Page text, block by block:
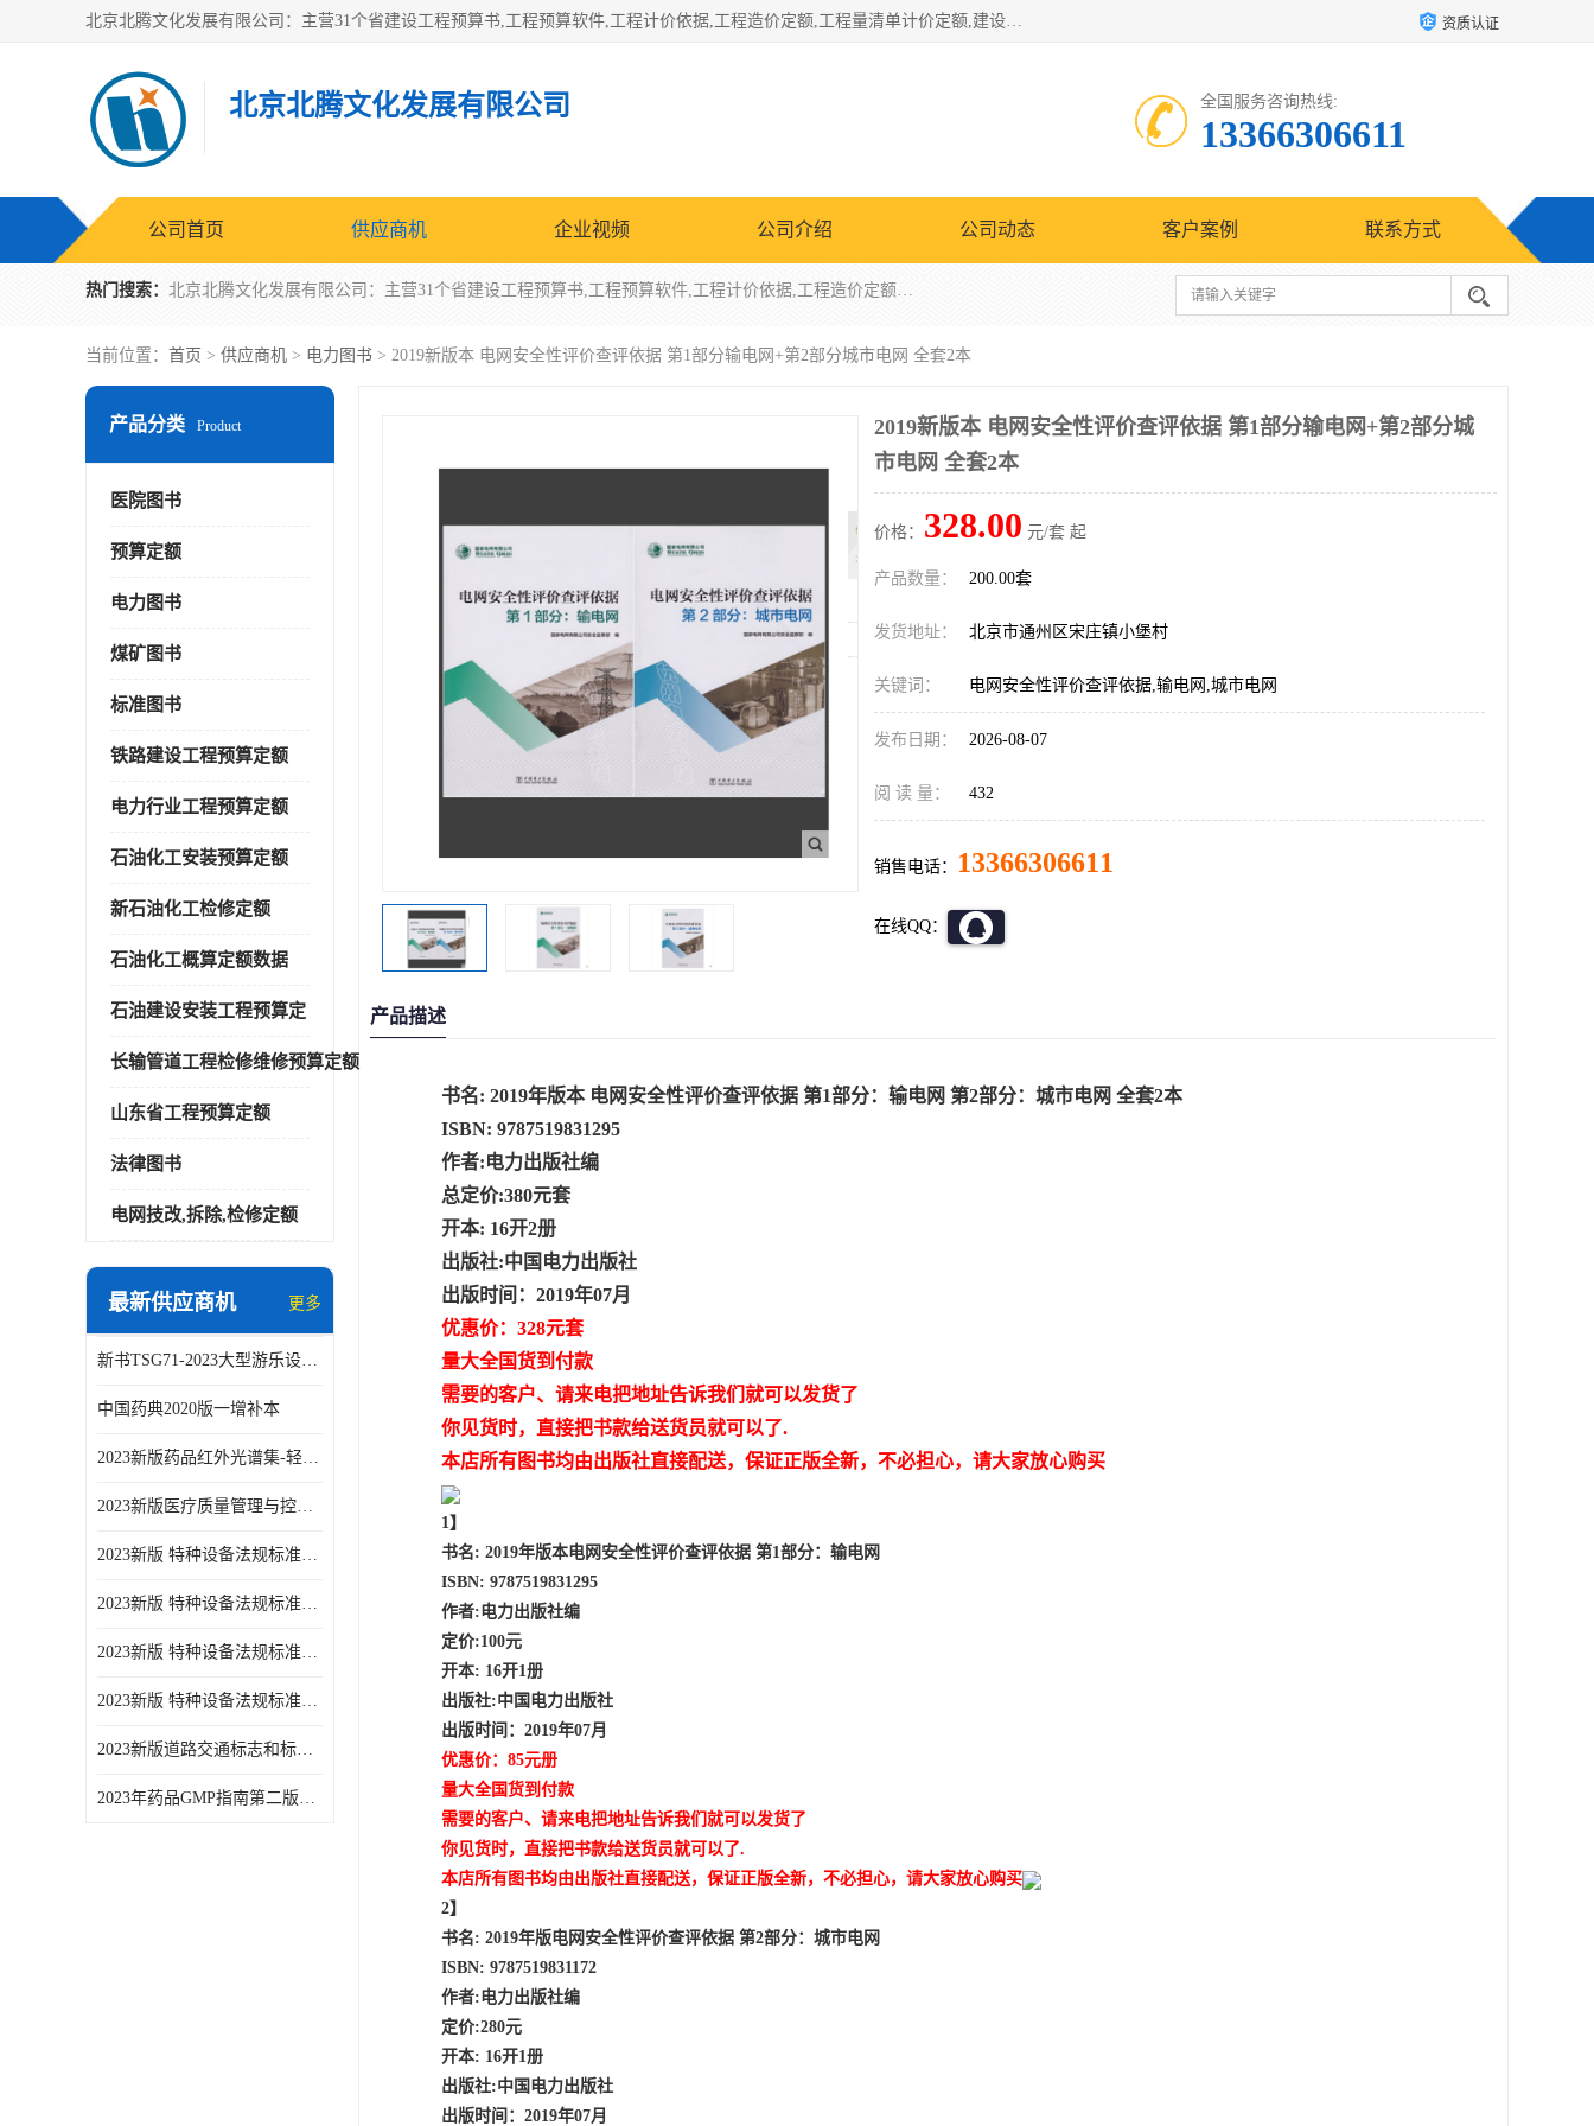
北京北腾文化发展有限公司：主营31个省建设工程预算书,工程预算软件,工程计价依据,工程造价定额,工程量清单计价定额,建设工程量消耗量定额,各行业工程预算定额,铁路定额,电力定额,矿山定额,*,黄金定额,钢铁企业检修定额,中石化安装检修定额,煤矿图书,医院书籍等.诚信的经营，在发展的同时公司不忘不断总结不断优化为客户的服务，和一如既往的热情赢得了新老客户的极高评价及青睐。 资质认证
北京北腾文化发展有限公司 全国服务咨询热线:
13366306611
公司首页 供应商机 企业视频 公司介绍 公司动态 客户案例 联系方式
热门搜索： 北京北腾文化发展有限公司：主营31个省建设工程预算书,工程预算软件,工程计价依据,工程造价定额,工程量清单计价定额,建设工程量消耗量定额,各行业工程预算定额,铁路定额,电力定额,矿山定额,*,黄金定额,钢铁企业检修定额,中石化安装检修定额,煤矿图书,医院书籍等.诚信的经营，在发展的同时公司不忘不断总结不断优化为客户的服务，和一如既往的热情赢得了新老客户的极高评价及青睐。
当前位置： 首页 > 供应商机 > 电力图书 > 2019新版本 电网安全性评价查评依据 第1部分输电网+第2部分城市电网 全套2本
产品分类 Product
医院图书
预算定额
电力图书
煤矿图书
标准图书
铁路建设工程预算定额
电力行业工程预算定额
石油化工安装预算定额
新石油化工检修定额
石油化工概算定额数据
石油建设安装工程预算定
长输管道工程检修维修预算定额
山东省工程预算定额
法律图书
电网技改,拆除,检修定额
最新供应商机 更多
新书TSG71-2023大型游乐设施安全技术规程
中国药典2020版一增补本
2023新版药品红外光谱集-轻工业出版社
2023新版医疗质量管理与控制指标汇编5.0版
2023新版 特种设备法规标准手册 机电类标准客运索道卷
2023新版 特种设备法规标准手册 机电类标准游乐设施卷
2023新版 特种设备法规标准手册 安全技术规范卷共三本
2023新版 特种设备法规标准手册 机电类标准电梯卷 共两本
2023新版道路交通标志和标线手册
2023年药品GMP指南第二版全6册
2019新版本 电网安全性评价查评依据 第1部分输电网+第2部分城
市电网 全套2本
价格： 328.00 元/套 起
产品数量： 200.00套
发货地址： 北京市通州区宋庄镇小堡村
关键词： 电网安全性评价查评依据,输电网,城市电网
发布日期： 2026-08-07
阅 读 量： 432
销售电话： 13366306611
在线QQ：
产品描述
书名: 2019年版本 电网安全性评价查评依据 第1部分：输电网 第2部分：城市电网 全套2本
ISBN: 9787519831295
作者:电力出版社编
总定价:380元套
开本: 16开2册
出版社:中国电力出版社
出版时间：2019年07月
优惠价：328元套
量大全国货到付款
需要的客户、请来电把地址告诉我们就可以发货了
你见货时，直接把书款给送货员就可以了.
本店所有图书均由出版社直接配送，保证正版全新，不必担心，请大家放心购买
1】
书名: 2019年版本电网安全性评价查评依据 第1部分：输电网
ISBN: 9787519831295
作者:电力出版社编
定价:100元
开本: 16开1册
出版社:中国电力出版社
出版时间：2019年07月
优惠价：85元册
量大全国货到付款
需要的客户、请来电把地址告诉我们就可以发货了
你见货时，直接把书款给送货员就可以了.
本店所有图书均由出版社直接配送，保证正版全新，不必担心，请大家放心购买
2】
书名: 2019年版电网安全性评价查评依据 第2部分：城市电网
ISBN: 9787519831172
作者:电力出版社编
定价:280元
开本: 16开1册
出版社:中国电力出版社
出版时间：2019年07月